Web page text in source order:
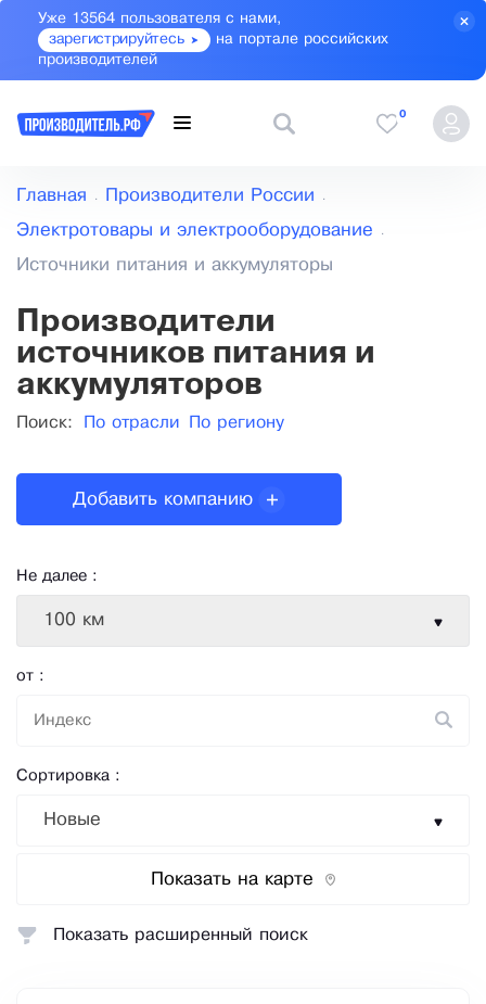
Уже 13564 пользователя с нами,
зарегистрируйтесь
на портале российских
производителей
0
Главная Производители России
Электротовары и электрооборудование
Источники питания и аккумуляторы
Производители
источников питания и
аккумуляторов
Поиск: По отрасли По региону
Не далее :
100 км
от :
Сортировка :
Новые
Показать на карте
Добавить компанию
Показать расширенный поиск